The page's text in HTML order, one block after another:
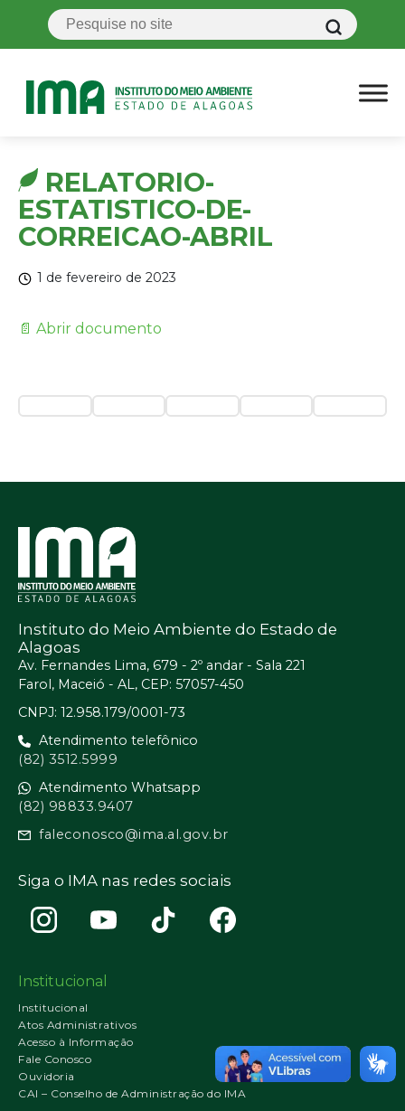
RELATORIO-
ESTATISTICO-DE-
CORREICAO-ABRIL
1 de fevereiro de 2023
📄 Abrir documento
Instituto do Meio Ambiente do Estado de
Alagoas
Av. Fernandes Lima, 679 - 2º andar - Sala 221
Farol, Maceió - AL, CEP: 57057-450
CNPJ: 12.958.179/0001-73
Atendimento telefônico
(82) 3512.5999
Atendimento Whatsapp
(82) 98833.9407
faleconosco@ima.al.gov.br
Siga o IMA nas redes sociais
Institucional
Institucional
Atos Administrativos
Acesso à Informação
Fale Conosco
Ouvidoria
CAI – Conselho de Administração do IMA